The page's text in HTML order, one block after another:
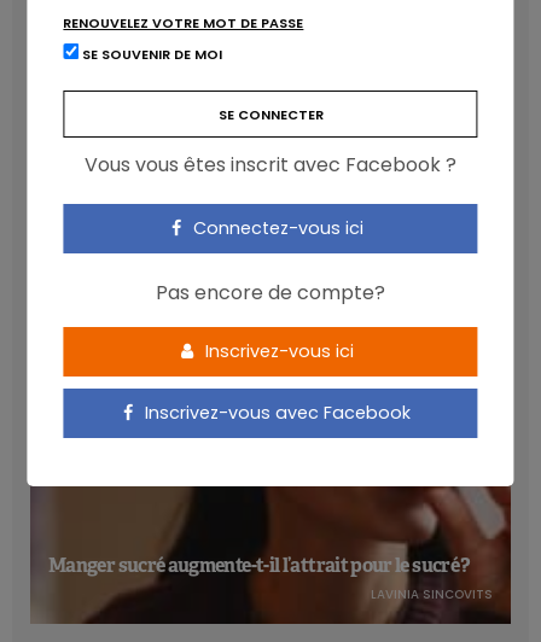
cardiométabolique
NICOLAS GUGGENBÜHL
Manger sucré augmente-t-il l’attrait pour le sucré ?
LAVINIA SINCOVITS
RENOUVELEZ VOTRE MOT DE PASSE
SE SOUVENIR DE MOI
Vous vous êtes inscrit avec Facebook ?
Connectez-vous ici
Pas encore de compte?
Inscrivez-vous ici
Inscrivez-vous avec Facebook